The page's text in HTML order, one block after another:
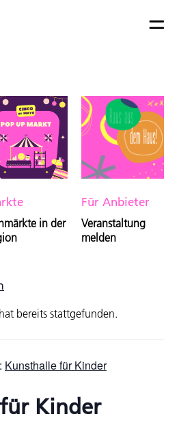
in der
Für Anbieter
Veranstaltung
melden
bereits stattgefunden.
Kunsthalle für Kinder
Kinder